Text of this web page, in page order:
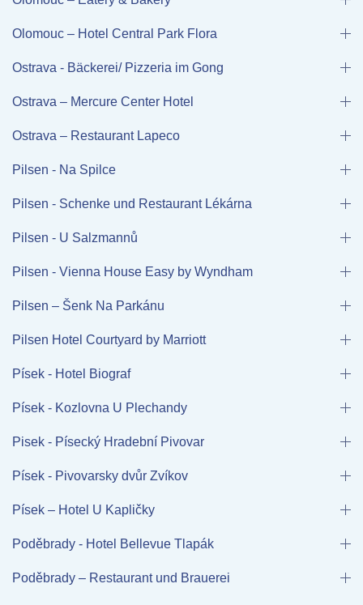
Olomouc – Hotel Central Park Flora
Ostrava - Bäckerei/ Pizzeria im Gong
Ostrava – Mercure Center Hotel
Ostrava – Restaurant Lapeco
Pilsen - Na Spilce
Pilsen - Schenke und Restaurant Lékárna
Pilsen - U Salzmannů
Pilsen - Vienna House Easy by Wyndham
Pilsen – Šenk Na Parkánu
Pilsen Hotel Courtyard by Marriott
Písek - Hotel Biograf
Písek - Kozlovna U Plechandy
Pisek - Písecký Hradební Pivovar
Písek - Pivovarsky dvůr Zvíkov
Písek – Hotel U Kapličky
Poděbrady - Hotel Bellevue Tlapák
Poděbrady – Restaurant und Brauerei